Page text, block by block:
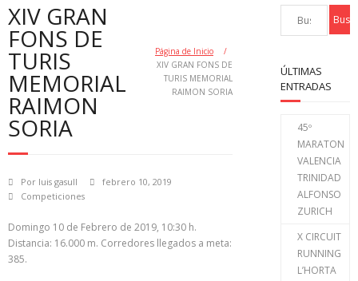
XIV GRAN
FONS DE
TURIS
MEMORIAL
RAIMON
SORIA
Página de Inicio
/
XIV GRAN FONS DE
TURIS MEMORIAL
RAIMON SORIA
Por luis gasull
febrero 10, 2019
Competiciones
Domingo 10 de Febrero de 2019, 10:30 h.
Distancia: 16.000 m. Corredores llegados a meta:
385.
ÚLTIMAS
ENTRADAS
45º
MARATON
VALENCIA
TRINIDAD
ALFONSO
ZURICH
X CIRCUIT
RUNNING
L’HORTA